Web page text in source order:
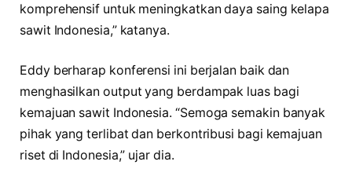
komprehensif untuk meningkatkan daya saing kelapa
sawit Indonesia,” katanya.
Eddy berharap konferensi ini berjalan baik dan
menghasilkan output yang berdampak luas bagi
kemajuan sawit Indonesia. “Semoga semakin banyak
pihak yang terlibat dan berkontribusi bagi kemajuan
riset di Indonesia,” ujar dia.